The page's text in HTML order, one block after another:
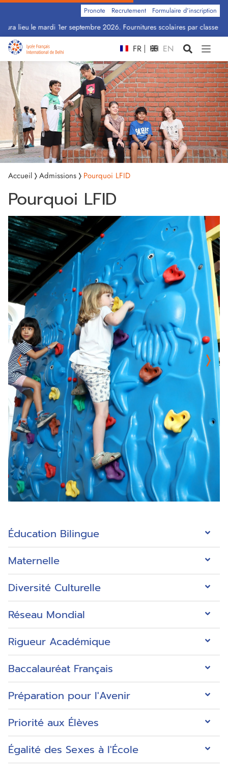
lieu le mardi 1er septembre 2026. Fournitures scolaires par classe :
Pronote Recrutement Formulaire d'inscription
FR EN
Accueil Admissions Pourquoi LFID
Pourquoi LFID
Éducation Bilingue
Maternelle
Diversité Culturelle
Réseau Mondial
Rigueur Académique
Baccalauréat Français
Préparation pour l'Avenir
Priorité aux Élèves
Égalité des Sexes à l'École